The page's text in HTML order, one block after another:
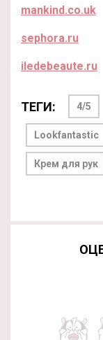
mankind.co.uk
sephora.ru
iledebeaute.ru
ТЕГИ: 4/5
Lookfantastic
Крем для рук